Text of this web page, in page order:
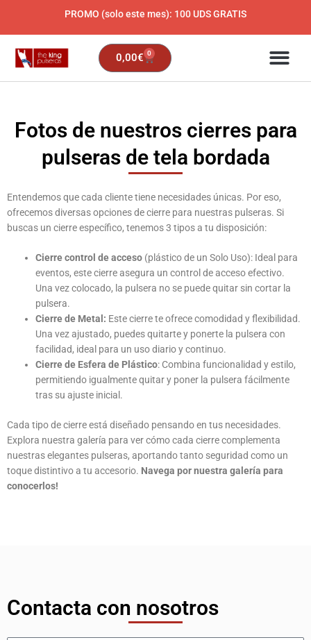
contenido
PROMO (solo este mes): 100 UDS GRATIS
0,00€ 0
Carrito
Fotos de nuestros cierres para
pulseras de tela bordada
Entendemos que cada cliente tiene necesidades únicas. Por eso,
ofrecemos diversas opciones de cierre para nuestras pulseras. Si
buscas un cierre específico, tenemos 3 tipos a tu disposición:
Cierre control de acceso (plástico de un Solo Uso): Ideal para
eventos, este cierre asegura un control de acceso efectivo.
Una vez colocado, la pulsera no se puede quitar sin cortar la
pulsera.
Cierre de Metal: Este cierre te ofrece comodidad y flexibilidad.
Una vez ajustado, puedes quitarte y ponerte la pulsera con
facilidad, ideal para un uso diario y continuo.
Cierre de Esfera de Plástico: Combina funcionalidad y estilo,
permitiendo igualmente quitar y poner la pulsera fácilmente
tras su ajuste inicial.
Cada tipo de cierre está diseñado pensando en tus necesidades.
Explora nuestra galería para ver cómo cada cierre complementa
nuestras elegantes pulseras, aportando tanto seguridad como un
toque distintivo a tu accesorio. Navega por nuestra galería para
conocerlos!
Contacta con nosotros